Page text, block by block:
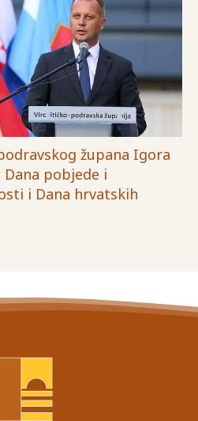
župana Igora
pobjede i
i Dana hrvatskih